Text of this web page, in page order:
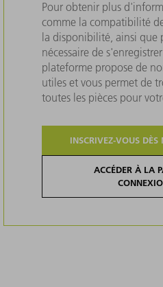
Pour obtenir plus
comme la compatibilité
la disponibilité, ainsi que
nécessaire de
plateforme propose de
utiles et vous permet de
toutes les pièces pour
INSCRIVEZ-VOUS
ACCÉDER À LA